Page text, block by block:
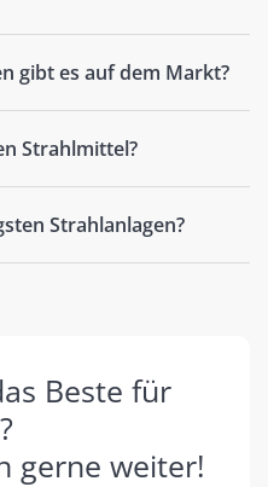
gibt es auf dem Markt?
Strahlmittel?
Strahlanlagen?
Beste für
gerne weiter!